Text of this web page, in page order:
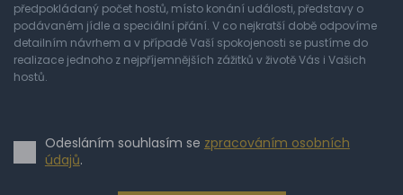
předpokládaný počet hostů, místo konání události, představy o
podávaném jídle a speciální přání. V co nejkratší době odpovíme
detailním návrhem a v případě Vaší spokojenosti se pustíme do
realizace jednoho z nejpříjemnějších zážitků v životě Vás i Vašich
hostů.
Odesláním souhlasím se zpracováním osobních
údajů.